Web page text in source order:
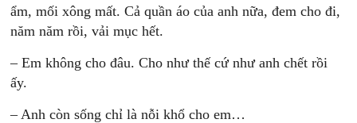
ẩm, mối xông mất. Cả quần áo của anh nữa, đem cho đi,
năm năm rồi, vải mục hết.
– Em không cho đâu. Cho như thế cứ như anh chết rồi
ấy.
– Anh còn sống chỉ là nỗi khổ cho em…